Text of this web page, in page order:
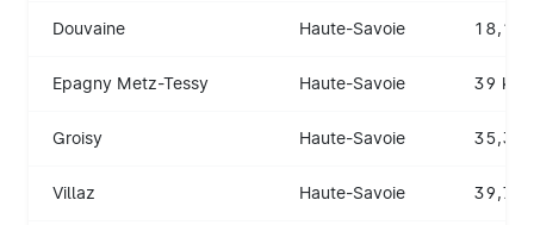
Douvaine Haute-Savoie 18,1
Epagny Metz-Tessy Haute-Savoie 39 km
Groisy Haute-Savoie 35,3
Villaz Haute-Savoie 39,7